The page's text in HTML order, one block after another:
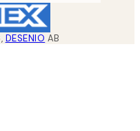
, DESENIO AB